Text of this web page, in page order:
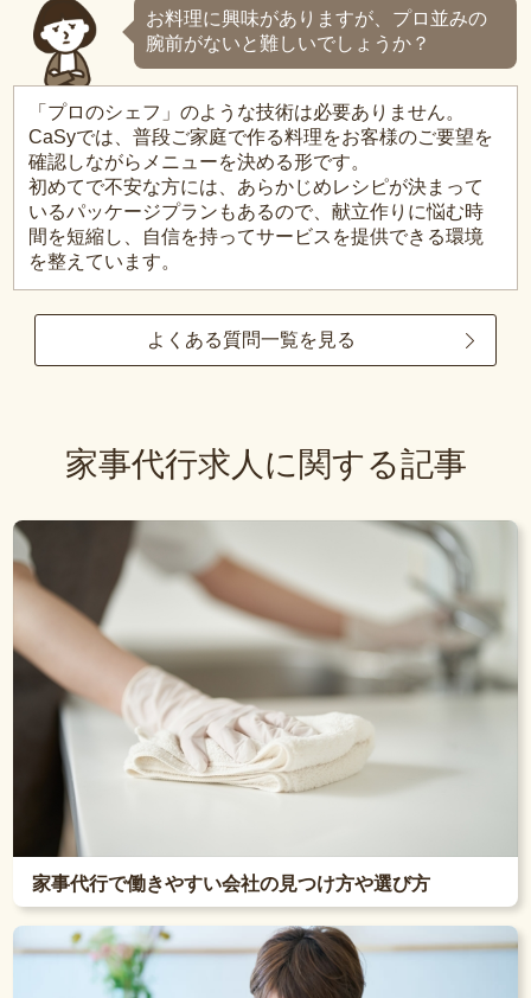
お料理に興味がありますが、プロ並みの
腕前がないと難しいでしょうか？
「プロのシェフ」のような技術は必要ありません。
CaSyでは、普段ご家庭で作る料理をお客様のご要望を
確認しながらメニューを決める形です。
初めてで不安な方には、あらかじめレシピが決まって
いるパッケージプランもあるので、献立作りに悩む時
間を短縮し、自信を持ってサービスを提供できる環境
を整えています。
よくある質問一覧を見る
家事代行求人に関する記事
家事代行で働きやすい会社の見つけ方や選び方